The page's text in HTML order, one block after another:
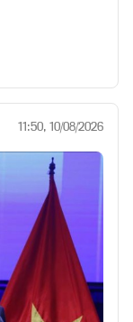
11:50, 10/08/2026